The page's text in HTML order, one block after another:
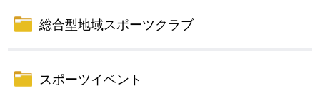
総合型地域スポーツクラブ
スポーツイベント